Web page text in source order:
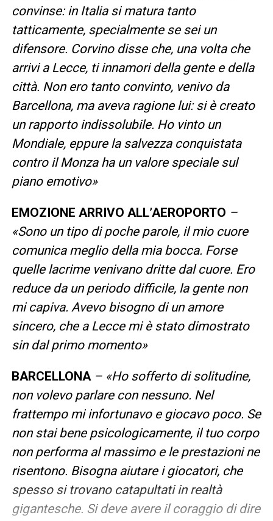
convinse: in Italia si matura tanto
tatticamente, specialmente se sei un
difensore. Corvino disse che, una volta che
arrivi a Lecce, ti innamori della gente e della
città. Non ero tanto convinto, venivo da
Barcellona, ma aveva ragione lui: si è creato
un rapporto indissolubile. Ho vinto un
Mondiale, eppure la salvezza conquistata
contro il Monza ha un valore speciale sul
piano emotivo»
EMOZIONE ARRIVO ALL’AEROPORTO –
«Sono un tipo di poche parole, il mio cuore
comunica meglio della mia bocca. Forse
quelle lacrime venivano dritte dal cuore. Ero
reduce da un periodo difficile, la gente non
mi capiva. Avevo bisogno di un amore
sincero, che a Lecce mi è stato dimostrato
sin dal primo momento»
BARCELLONA – «Ho sofferto di solitudine,
non volevo parlare con nessuno. Nel
frattempo mi infortunavo e giocavo poco. Se
non stai bene psicologicamente, il tuo corpo
non performa al massimo e le prestazioni ne
risentono. Bisogna aiutare i giocatori, che
spesso si trovano catapultati in realtà
gigantesche. Si deve avere il coraggio di dire